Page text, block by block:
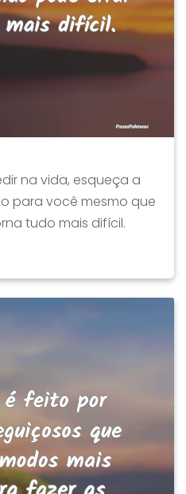
na vida, esqueça a
para você mesmo que
tudo mais difícil.